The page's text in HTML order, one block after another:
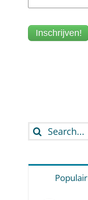
Search
Populair